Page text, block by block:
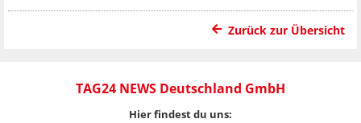
Zurück zur Übersicht
TAG24 NEWS Deutschland GmbH
Hier findest du uns: